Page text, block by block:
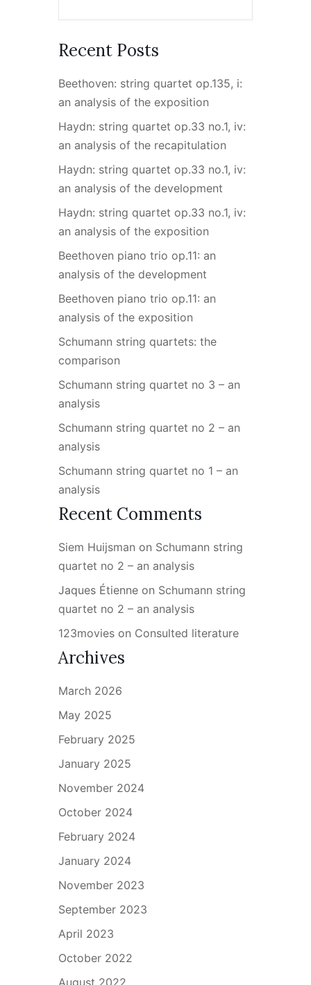
Recent Posts
Beethoven: string quartet op.135, i:
an analysis of the exposition
Haydn: string quartet op.33 no.1, iv:
an analysis of the recapitulation
Haydn: string quartet op.33 no.1, iv:
an analysis of the development
Haydn: string quartet op.33 no.1, iv:
an analysis of the exposition
Beethoven piano trio op.11: an
analysis of the development
Beethoven piano trio op.11: an
analysis of the exposition
Schumann string quartets: the
comparison
Schumann string quartet no 3 – an
analysis
Schumann string quartet no 2 – an
analysis
Schumann string quartet no 1 – an
analysis
Recent Comments
Siem Huijsman on Schumann string
quartet no 2 – an analysis
Jaques Étienne on Schumann string
quartet no 2 – an analysis
123movies on Consulted literature
Archives
March 2026
May 2025
February 2025
January 2025
November 2024
October 2024
February 2024
January 2024
November 2023
September 2023
April 2023
October 2022
August 2022